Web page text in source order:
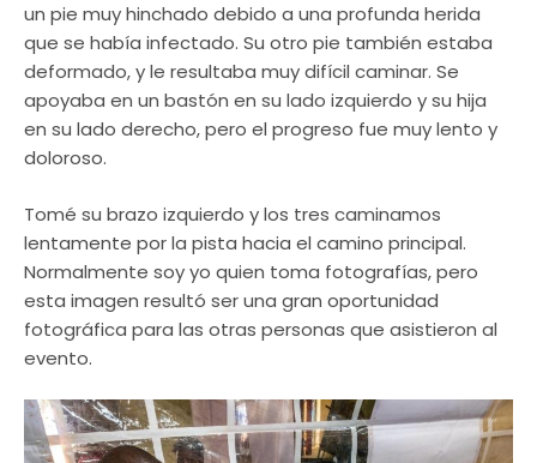
un pie muy hinchado debido a una profunda herida
que se había infectado. Su otro pie también estaba
deformado, y le resultaba muy difícil caminar. Se
apoyaba en un bastón en su lado izquierdo y su hija
en su lado derecho, pero el progreso fue muy lento y
doloroso.
Tomé su brazo izquierdo y los tres caminamos
lentamente por la pista hacia el camino principal.
Normalmente soy yo quien toma fotografías, pero
esta imagen resultó ser una gran oportunidad
fotográfica para las otras personas que asistieron al
evento.